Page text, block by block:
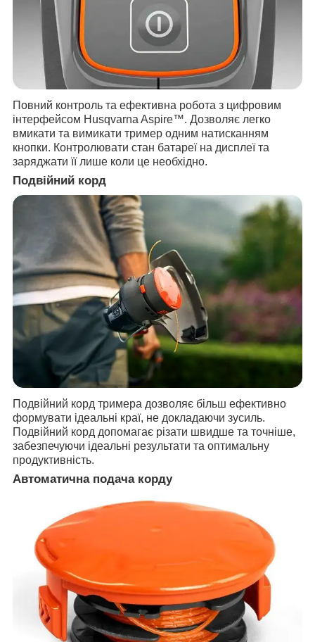
Повний контроль та ефективна робота з цифровим
інтерфейсом Husqvarna Aspire™. Дозволяє легко
вмикати та вимикати тример одним натисканням
кнопки. Контролювати стан батареї на дисплеї та
заряджати її лише коли це необхідно.
Подвійний корд
Подвійний корд тримера дозволяє більш ефективно
формувати ідеальні краї, не докладаючи зусиль.
Подвійний корд допомагає різати швидше та точніше,
забезпечуючи ідеальні результати та оптимальну
продуктивність.
Автоматична подача корду